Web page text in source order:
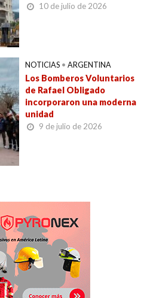
10 de julio de 2026
NOTICIAS • ARGENTINA
Los Bomberos Voluntarios
de Rafael Obligado
incorporaron una moderna
unidad
9 de julio de 2026